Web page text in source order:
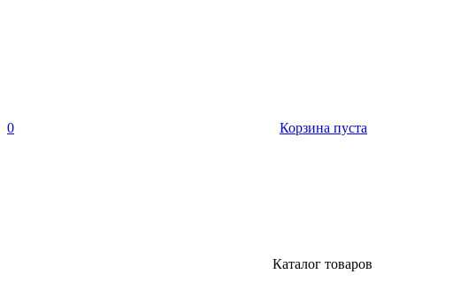
0 Корзина пуста
Каталог товаров